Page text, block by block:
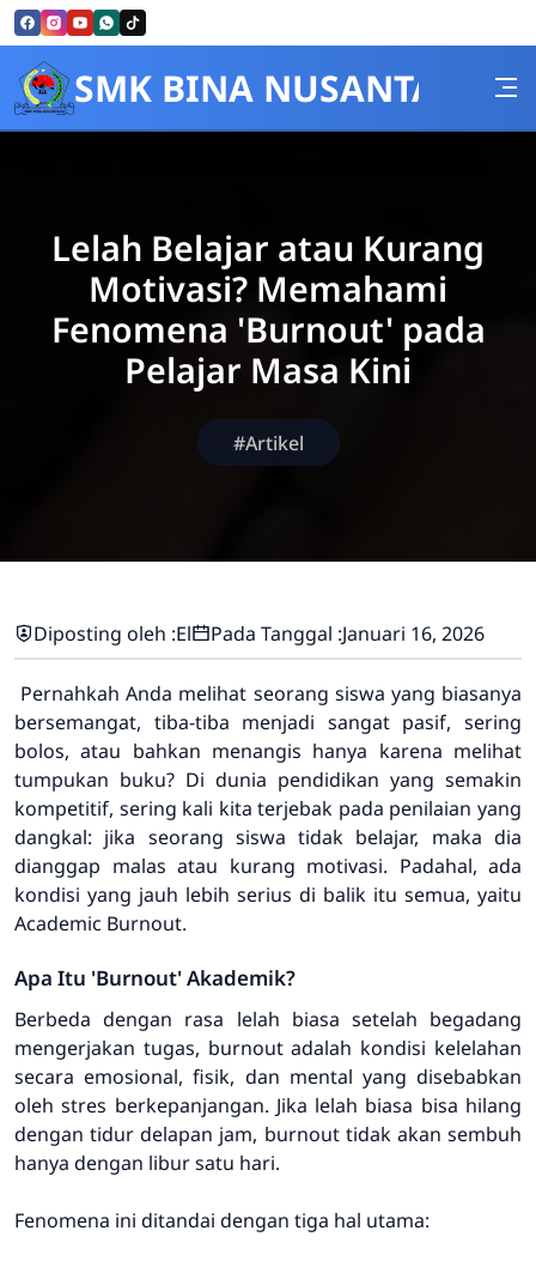
Skip to Content
SMK BINA NUSANTARA
Lelah Belajar atau Kurang
Motivasi? Memahami
Fenomena 'Burnout' pada
Pelajar Masa Kini
#Artikel
Diposting oleh :El Pada Tanggal :Januari 16, 2026
Pernahkah Anda melihat seorang siswa yang biasanya
bersemangat, tiba-tiba menjadi sangat pasif, sering
bolos, atau bahkan menangis hanya karena melihat
tumpukan buku? Di dunia pendidikan yang semakin
kompetitif, sering kali kita terjebak pada penilaian yang
dangkal: jika seorang siswa tidak belajar, maka dia
dianggap malas atau kurang motivasi. Padahal, ada
kondisi yang jauh lebih serius di balik itu semua, yaitu
Academic Burnout.
Apa Itu 'Burnout' Akademik?
Berbeda dengan rasa lelah biasa setelah begadang
mengerjakan tugas, burnout adalah kondisi kelelahan
secara emosional, fisik, dan mental yang disebabkan
oleh stres berkepanjangan. Jika lelah biasa bisa hilang
dengan tidur delapan jam, burnout tidak akan sembuh
hanya dengan libur satu hari.
Fenomena ini ditandai dengan tiga hal utama: